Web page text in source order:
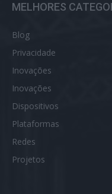
MELHORES
Blog
Privacidade
Inovações
Inovações
Dispositivos
Plataformas
Redes
Projetos